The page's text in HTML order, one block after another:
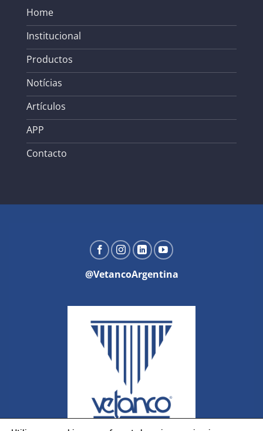
Home
Institucional
Productos
Notícias
Artículos
APP
Contacto
@VetancoArgentina